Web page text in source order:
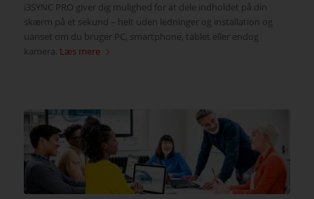
i3SYNC PRO giver dig mulighed for at dele indholdet på din
skærm på et sekund – helt uden ledninger og installation og
uanset om du bruger PC, smartphone, tablet eller endog
kamera. Læs mere